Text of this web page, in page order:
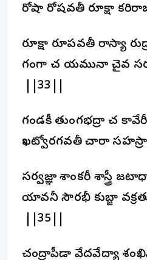
రోషా రోషవతీ రూక్షా
రూక్షా రూపవతీ రాస్యా
గంగా చ యమునా చైవ
||33||
గండకీ తుంగభద్రా చ
ఖట్వోరగవతీ చారా
సర్వజ్ఞా శాంకరీ శాస్త్రీ
యావనీ సౌరభీ కుబ్జా
||35||
చంద్రాపీడా వేదవేద్యా